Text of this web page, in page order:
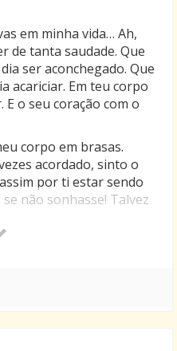
em minha vida… Ah,
de tanta saudade. Que
ser aconchegado. Que
acariciar. Em teu corpo
o seu coração com o
corpo em brasas.
acordado, sinto o
por ti estar sendo
não sonhasse! Talvez
vidas vou lhe